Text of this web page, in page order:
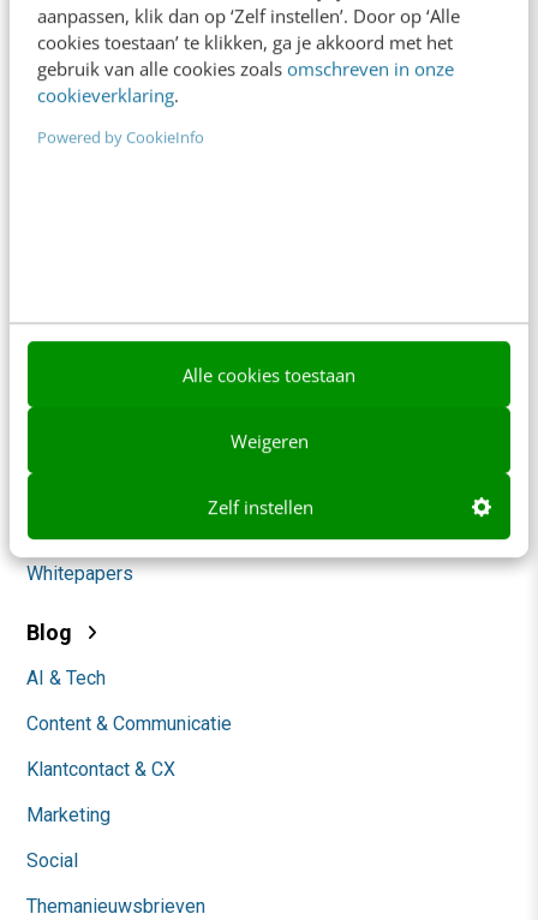
aanpassen, klik dan op ‘Zelf instellen’. Door op ‘Alle
cookies toestaan’ te klikken, ga je akkoord met het
gebruik van alle cookies zoals omschreven in onze
cookieverklaring.
Powered by CookieInfo
Alle cookies toestaan
Weigeren
Zelf instellen
Contact Redactie
redactie@frankwatching.com
+31 30 200 1045
Tarieven
Contact
Ons team
Whitepapers
Blog
AI & Tech
Content & Communicatie
Klantcontact & CX
Marketing
Social
Themanieuwsbrieven